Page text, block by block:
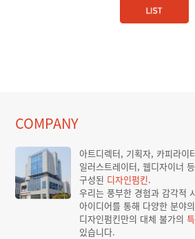
COMPANY
아트디렉터, 기획자, 카피라이
일러스트레이터, 웹디자이너
구성된 디자인펌킨.
우리는 풍부한 경험과 감각적
아이디어를 통해 다양한 분야
디자인펌킨만의 대체 불가의
있습니다.